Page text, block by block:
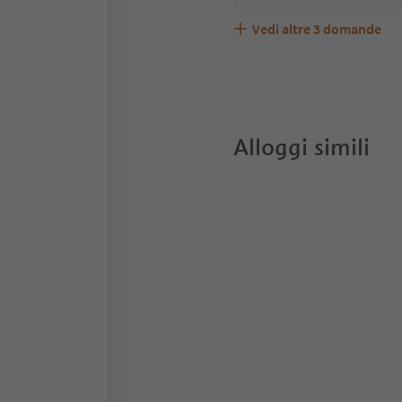
Aurturist Appartement
Quali servizi/attività
Gli ospiti di Aurturist
Vedi altre 3 domande
Alloggi simili